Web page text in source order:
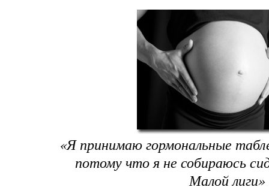
«Я принимаю гормональные
потому что я не собираюсь
Малой лиги»